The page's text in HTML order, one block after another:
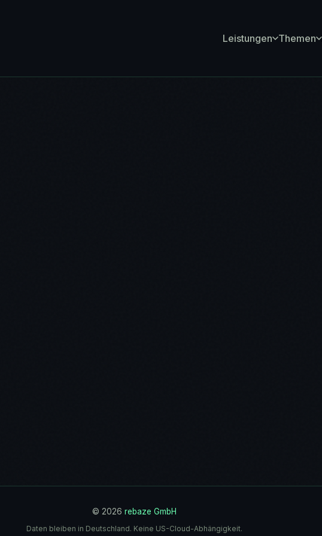
Leistungen Themen
© 2026 rebaze GmbH
Daten bleiben in Deutschland. Keine US-Cloud-Abhängigkeit.